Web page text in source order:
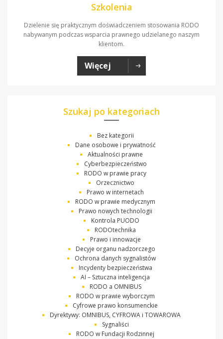
Szkolenia
Dzielenie się praktycznym doświadczeniem stosowania RODO
nabywanym podczas wsparcia prawnego udzielanego naszym
klientom.
Więcej
Szukaj po kategoriach
Bez kategorii
Dane osobowe i prywatność
Aktualności prawne
Cyberbezpieczeństwo
RODO w prawie pracy
Orzecznictwo
Prawo w internetach
RODO w prawie medycznym
Prawo nowych technologii
Kontrola PUODO
RODOtechnika
Prawo i innowacje
Decyje organu nadzorczego
Ochrona danych sygnalistów
Incydenty bezpieczeństwa
AI – Sztuczna inteligencja
RODO a OMNIBUS
RODO w prawie wyborczym
Cyfrowe prawo konsumenckie
Dyrektywy: OMNIBUS, CYFROWA i TOWAROWA
Sygnaliści
RODO w Fundacji Rodzinnej